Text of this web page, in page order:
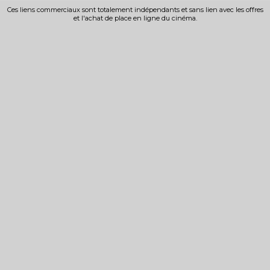
Ces liens commerciaux sont totalement indépendants et sans lien avec les offres
et l'achat de place en ligne du cinéma.